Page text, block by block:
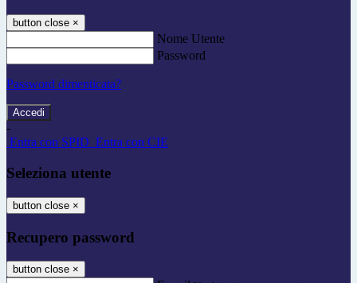
button close ×
Nome Utente
Password
Password dimenticata?
-
Entra con SPID Entra con CIE
Seleziona utente
button close ×
Recupero password
button close ×